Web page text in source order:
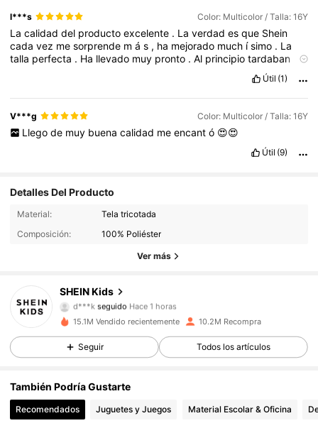
l***s Color: Multicolor / Talla: 16Y
Lacalidaddel productoexcelente . Laverdadesque Shein
cadavez mesorprende más , ha mejorado much ísimo . La
talla perfecta . Ha llevado muy pronto .Al principiotardaban
pocos
bolsas,por
ejemploparallevarzapatosenlasmaletas.MeencantaShein.
Útil (1)
V***g Color: Multicolor / Talla: 16Y
Llego de muy buena calidad me encant ó 😍😍
Útil (9)
Detalles Del Producto
Material:
Tela tricotada
Composición:
100% Poliéster
Ver más
SHEIN Kids
809K Seguidores
4,94 809K Seguidores
d***kseguido
4,94 809K Seguidores
4,94 809K Seguidores
4,94 809K Seguidores
15.1M Vendido recientemente 10.2M Recompra
Seguir Todos los artículos
También Podría Gustarte
Recomendados Juguetes y Juegos Material Escolar & Oficina